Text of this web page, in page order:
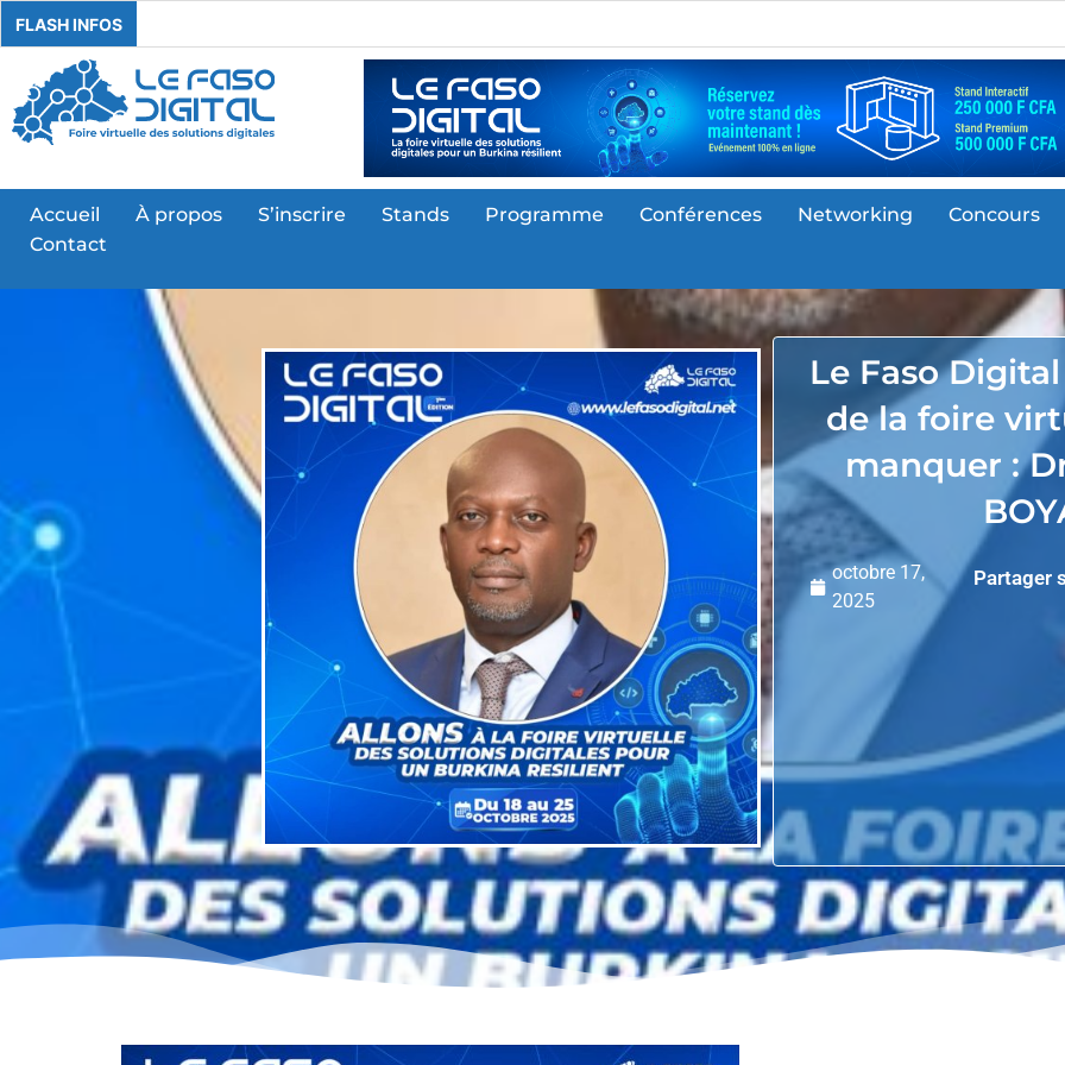
FLASH INFOS
Accueil À propos S’inscrire Stands Programme Conférences Networking
Concours
Contact
Le Faso
de la foire
manquer :
octobre 17,
2025
Partager